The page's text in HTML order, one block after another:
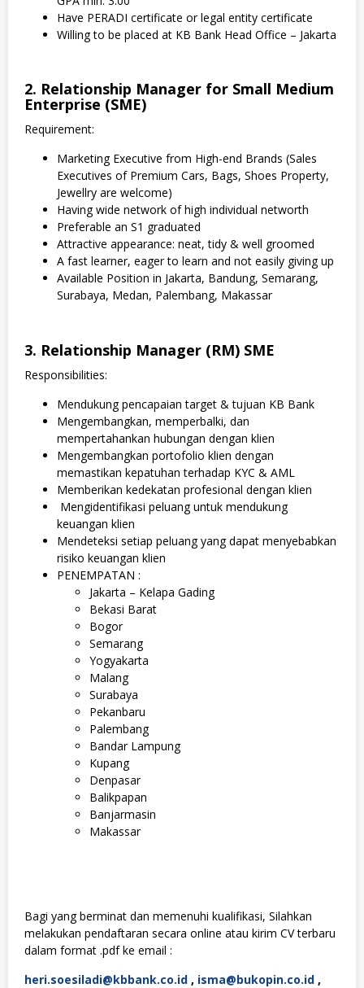
Have PERADI certificate or legal entity certificate
Willing to be placed at KB Bank Head Office – Jakarta
2. Relationship Manager for Small Medium
Enterprise (SME)
Requirement:
Marketing Executive from High-end Brands (Sales
Executives of Premium Cars, Bags, Shoes Property,
Jewellry are welcome)
Having wide network of high individual networth
Preferable an S1 graduated
Attractive appearance: neat, tidy & well groomed
A fast learner, eager to learn and not easily giving up
Available Position in Jakarta, Bandung, Semarang,
Surabaya, Medan, Palembang, Makassar
3. Relationship Manager (RM) SME
Responsibilities:
Mendukung pencapaian target & tujuan KB Bank
Mengembangkan, memperbalki, dan
mempertahankan hubungan dengan klien
Mengembangkan portofolio klien dengan
memastikan kepatuhan terhadap KYC & AML
Memberikan kedekatan profesional dengan klien
Mengidentifikasi peluang untuk mendukung
keuangan klien
Mendeteksi setiap peluang yang dapat menyebabkan
risiko keuangan klien
PENEMPATAN :
Jakarta – Kelapa Gading
Bekasi Barat
Bogor
Semarang
Yogyakarta
Malang
Surabaya
Pekanbaru
Palembang
Bandar Lampung
Kupang
Denpasar
Balikpapan
Banjarmasin
Makassar
Bagi yang berminat dan memenuhi kualifikasi, Silahkan
melakukan pendaftaran secara online atau kirim CV terbaru
dalam format .pdf ke email :
heri.soesiladi@kbbank.co.id , isma@bukopin.co.id ,